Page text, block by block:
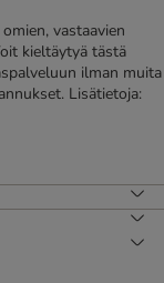
vastaavien
kieltäytyä tästä
ilman muita
Lisätietoja: